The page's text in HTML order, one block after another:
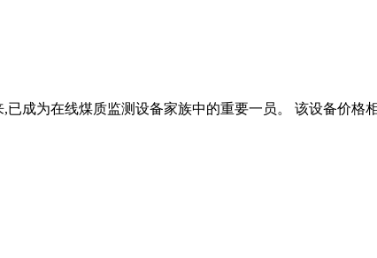
成为在线煤质监测设备家族中的重要一员。 该设备价格